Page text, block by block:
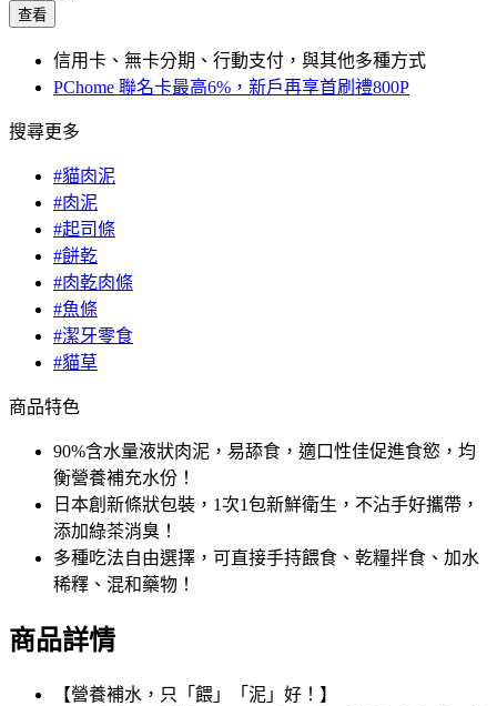
查看
信用卡、無卡分期、行動支付，與其他多種方式
PChome 聯名卡最高6%，新戶再享首刷禮800P
搜尋更多
#貓肉泥
#肉泥
#起司條
#餅乾
#肉乾肉條
#魚條
#潔牙零食
#貓草
商品特色
90%含水量液狀肉泥，易舔食，適口性佳促進食慾，均
衡營養補充水份！
日本創新條狀包裝，1次1包新鮮衛生，不沾手好攜帶，
添加綠茶消臭！
多種吃法自由選擇，可直接手持餵食、乾糧拌食、加水
稀釋、混和藥物！
商品詳情
【營養補水，只「餵」「泥」好！】